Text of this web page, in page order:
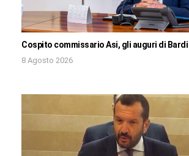
Cospito commissario Asi, gli auguri di Bardi
8 Agosto 2026